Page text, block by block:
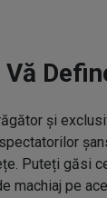
și
Puteți găsi
machiaj pe